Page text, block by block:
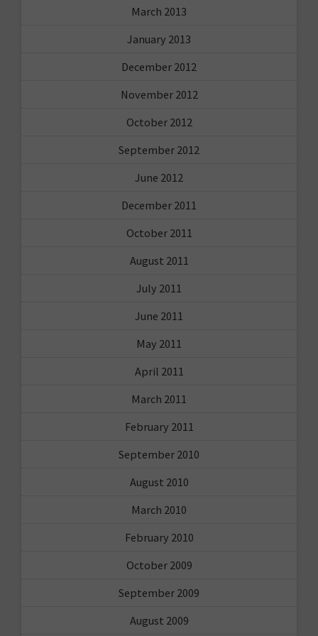
March 2013
January 2013
December 2012
November 2012
October 2012
September 2012
June 2012
December 2011
October 2011
August 2011
July 2011
June 2011
May 2011
April 2011
March 2011
February 2011
September 2010
August 2010
March 2010
February 2010
October 2009
September 2009
August 2009